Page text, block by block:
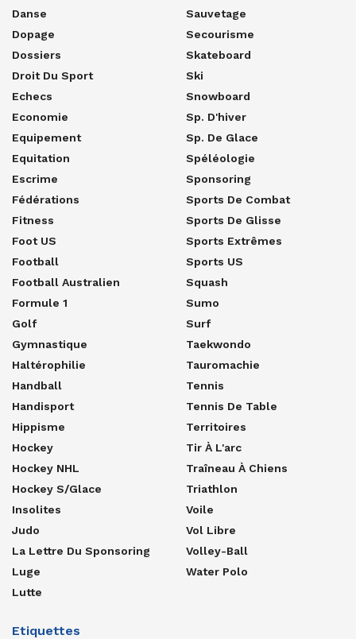
Danse
Dopage
Dossiers
Droit Du Sport
Echecs
Economie
Equipement
Equitation
Escrime
Fédérations
Fitness
Foot US
Football
Football Australien
Formule 1
Golf
Gymnastique
Haltérophilie
Handball
Handisport
Hippisme
Hockey
Hockey NHL
Hockey S/glace
Insolites
Judo
La Lettre Du Sponsoring
Luge
Lutte
Sauvetage
Secourisme
Skateboard
Ski
Snowboard
Sp. D'hiver
Sp. De Glace
Spéléologie
Sponsoring
Sports De Combat
Sports De Glisse
Sports Extrêmes
Sports US
Squash
Sumo
Surf
Taekwondo
Tauromachie
Tennis
Tennis De Table
Territoires
Tir À L'arc
Traîneau À Chiens
Triathlon
Voile
Vol Libre
Volley-Ball
Water Polo
Etiquettes